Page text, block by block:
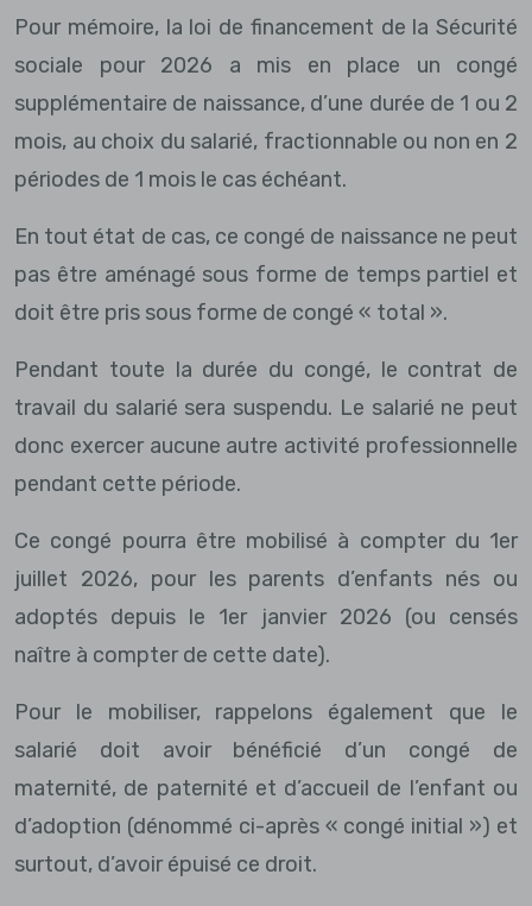
Pour mémoire, la loi de financement de la Sécurité
sociale pour 2026 a mis en place un congé
supplémentaire de naissance, d’une durée de 1 ou 2
mois, au choix du salarié, fractionnable ou non en 2
périodes de 1 mois le cas échéant.
En tout état de cas, ce congé de naissance ne peut
pas être aménagé sous forme de temps partiel et
doit être pris sous forme de congé « total ».
Pendant toute la durée du congé, le contrat de
travail du salarié sera suspendu. Le salarié ne peut
donc exercer aucune autre activité professionnelle
pendant cette période.
Ce congé pourra être mobilisé à compter du 1er
juillet 2026, pour les parents d’enfants nés ou
adoptés depuis le 1er janvier 2026 (ou censés
naître à compter de cette date).
Pour le mobiliser, rappelons également que le
salarié doit avoir bénéficié d’un congé de
maternité, de paternité et d’accueil de l’enfant ou
d’adoption (dénommé ci-après « congé initial ») et
surtout, d’avoir épuisé ce droit.